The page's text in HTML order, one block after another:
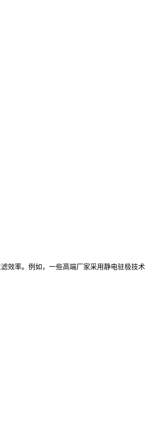
效率。例如，一些高端厂家采用静电驻极技术